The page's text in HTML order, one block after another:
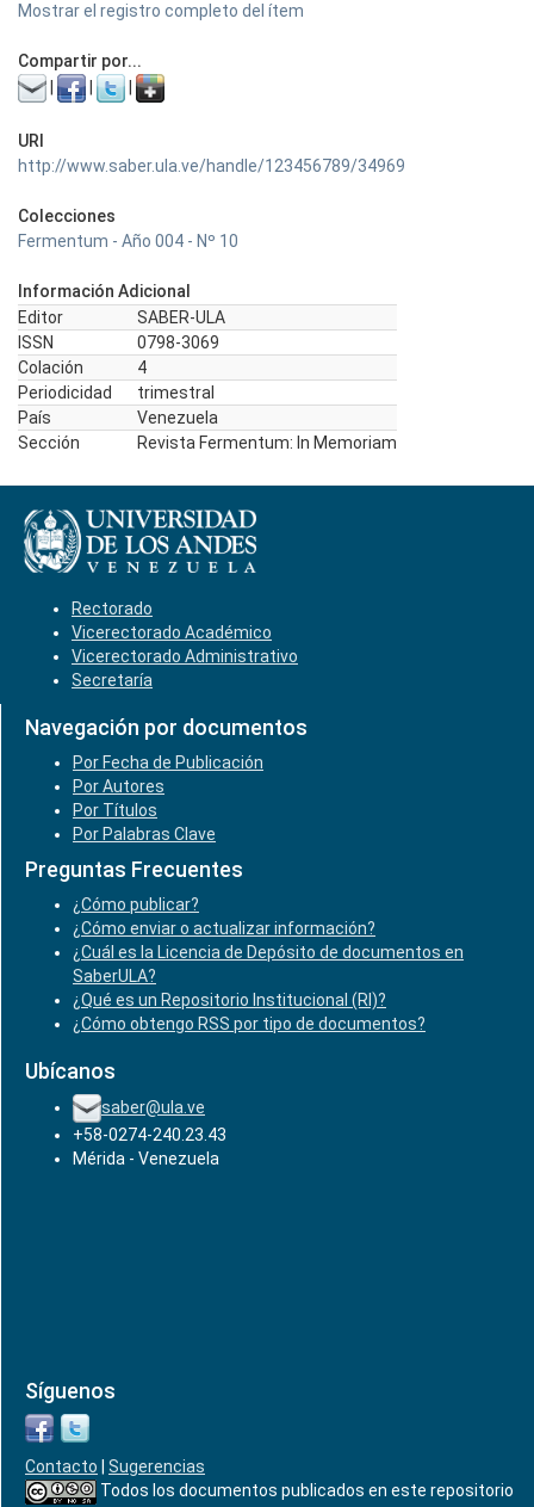
Mostrar el registro completo del ítem
Compartir por...
URI
http://www.saber.ula.ve/handle/123456789/34969
Colecciones
Fermentum - Año 004 - Nº 10
Información Adicional
Editor
SABER-ULA
ISSN
0798-3069
Colación
4
Periodicidad
trimestral
País
Venezuela
Sección
Revista Fermentum: In Memoriam
Rectorado
Vicerectorado Académico
Vicerectorado Administrativo
Secretaría
Navegación por documentos
Por Fecha de Publicación
Por Autores
Por Títulos
Por Palabras Clave
Preguntas Frecuentes
¿Cómo publicar?
¿Cómo enviar o actualizar información?
¿Cuál es la Licencia de Depósito de documentos en
SaberULA?
¿Qué es un Repositorio Institucional (RI)?
¿Cómo obtengo RSS por tipo de documentos?
Ubícanos
saber@ula.ve
+58-0274-240.23.43
Mérida - Venezuela
Síguenos
Contacto
Sugerencias
Todos los documentos publicados en este repositorio